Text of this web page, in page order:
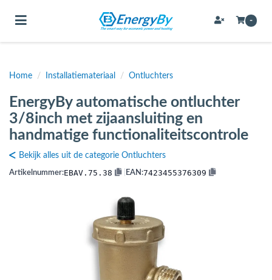
(Bevestigingsmateriaal / schroeven)
(Buffervaten, hygiene boilers & boilervaten)
(Buizen & leidingen)
(Expansievaten)
(Flexibele slangen)
Toggle navigation -
Home / Installatiemateriaal / Ontluchters
EnergyBy automatische ontluchter
3/8inch met zijaansluiting en
handmatige functionaliteitscontrole
Bekijk alles uit de categorie Ontluchters
Artikelnummer:EBAV.75.38 EAN:7423455376309